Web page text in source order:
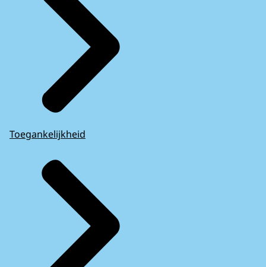
Toegankelijkheid